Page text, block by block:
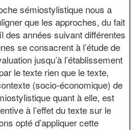
sémiostylistique nous a
que les approches, du fait
des années suivant différentes
se consacrent à l’étude de
jusqu’à l’établissement
le texte rien que le texte,
(socio-économique) de
quant à elle, est
à l’effet du texte sur le
opté d’appliquer cette